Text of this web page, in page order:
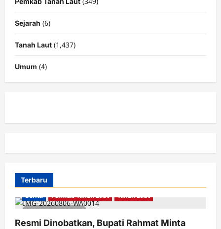
Sejarah (6)
Tanah Laut (1,437)
Umum (4)
Terbaru
3 minutes read
Berita Pemkab Tanah Laut Tanah Laut
Resmi Dinobatkan, Bupati Rahmat Minta